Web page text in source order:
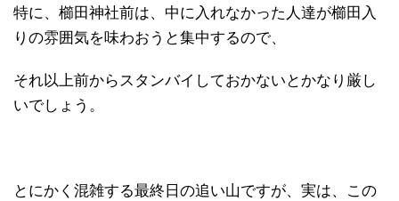
特に、櫛田神社前は、中に入れなかった人達が櫛田入
りの雰囲気を味わおうと集中するので、
それ以上前からスタンバイしておかないとかなり厳し
いでしょう。
とにかく混雑する最終日の追い山ですが、実は、この